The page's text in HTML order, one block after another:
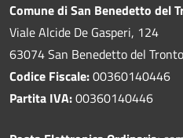
Comune di San Benedetto del
Viale Alcide De Gasperi, 124
63074 San Benedetto del
Codice Fiscale:00360140446
Partita IVA:00360140446